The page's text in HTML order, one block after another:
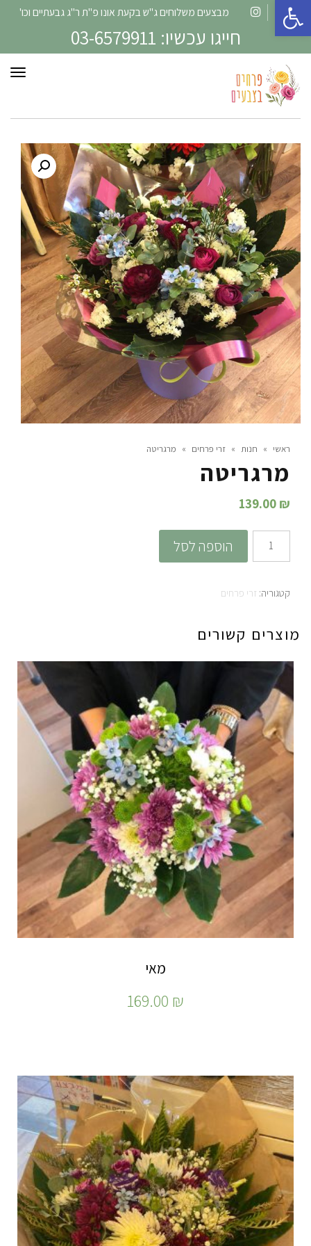
פתח סרגל נגישות
Facebook
מבצעים משלוחים ג"ש בקעת אונו פ"ת ר"ג גבעתיים וכו'
חייגו עכשיו: 03-6579911
ראשי » חנות » זרי פרחים » מרגריטה
מרגריטה
139.00 ₪
כמות
של
הוספה לסל
קטגוריה: זרי פרחים
מוצרים קשורים
מאי
169.00 ₪